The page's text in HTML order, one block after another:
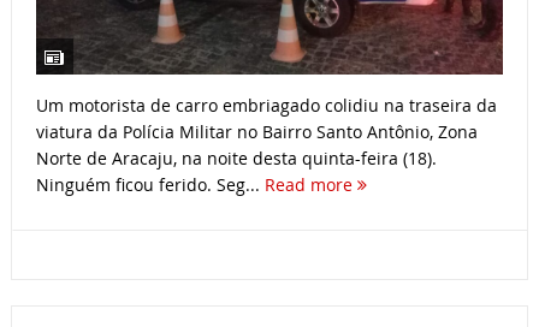
Um motorista de carro embriagado colidiu na traseira da
viatura da Polícia Militar no Bairro Santo Antônio, Zona
Norte de Aracaju, na noite desta quinta-feira (18).
Ninguém ficou ferido. Seg... Read more